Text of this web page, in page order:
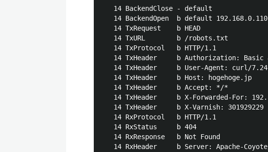
   14 BackendClose - default
14 BackendOpen  b default
   14 TxRequest    b HEAD
   14 TxURL        b /robots.txt
   14 TxProtocol   b HTTP/1.1
14 TxHeader     b Authorization: Basic
14 TxHeader     b User-Agent: curl/
   14 TxHeader     b Host: hogehoge.jp
   14 TxHeader     b Accept: */*
14 TxHeader     b X-Forwarded-For:
   14 TxHeader     b X-Varnish: 301929229
   14 RxProtocol   b HTTP/1.1
   14 RxStatus     b 404
   14 RxResponse   b Not Found
14 RxHeader     b Server: Apache-